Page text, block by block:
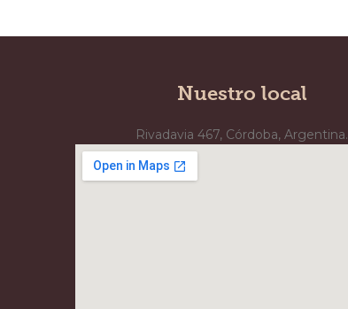
Nuestro local
Rivadavia 467, Córdoba, Argentina.